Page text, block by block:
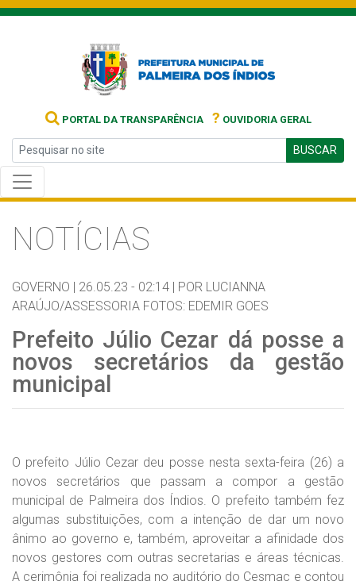
PORTAL DA TRANSPARÊNCIA ? OUVIDORIA GERAL
BUSCAR
NOTÍCIAS
GOVERNO | 26.05.23 - 02:14 | POR LUCIANNA
ARAÚJO/ASSESSORIA FOTOS: EDEMIR GOES
Prefeito Júlio Cezar dá posse a
novos secretários da gestão
municipal
O prefeito Júlio Cezar deu posse nesta sexta-feira (26) a
novos secretários que passam a compor a gestão
municipal de Palmeira dos Índios. O prefeito também fez
algumas substituições, com a intenção de dar um novo
ânimo ao governo e, também, aproveitar a afinidade dos
novos gestores com outras secretarias e áreas técnicas.
A cerimônia foi realizada no auditório do Cesmac e contou